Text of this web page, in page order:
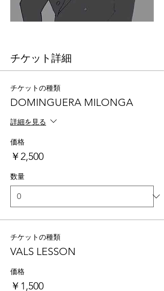
チケット詳細
チケットの種類
DOMINGUERA MILONGA
詳細を見る
価格
￥2,500
数量
チケットの種類
VALS LESSON
価格
￥1,500